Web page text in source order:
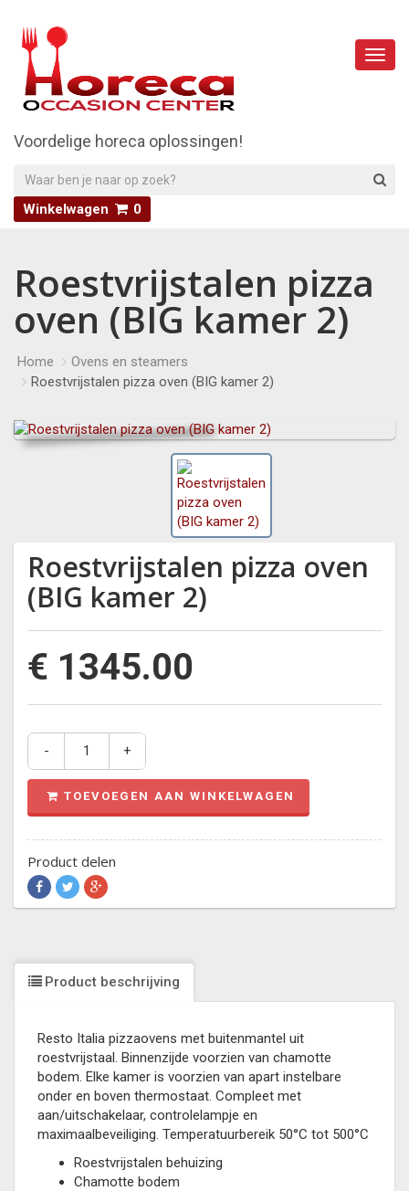
Main
Menu
Voordelige horeca oplossingen!
Winkelwagen 0
Roestvrijstalen pizza
oven (BIG kamer 2)
Home
Ovens en steamers
Roestvrijstalen pizza oven (BIG kamer 2)
Roestvrijstalen pizza oven
(BIG kamer 2)
€ 1345.00
- +
TOEVOEGEN AAN WINKELWAGEN
Product delen
Product beschrijving
Resto Italia pizzaovens met buitenmantel uit
roestvrijstaal. Binnenzijde voorzien van chamotte
bodem. Elke kamer is voorzien van apart instelbare
onder en boven thermostaat. Compleet met
aan/uitschakelaar, controlelampje en
maximaalbeveiliging. Temperatuurbereik 50°C tot 500°C
Roestvrijstalen behuizing
Chamotte bodem